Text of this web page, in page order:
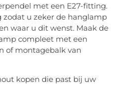
met een E27-fitting.
zodat u zeker de hanglamp
waar u dit wenst. Maak de
compleet met een
of montagebalk van